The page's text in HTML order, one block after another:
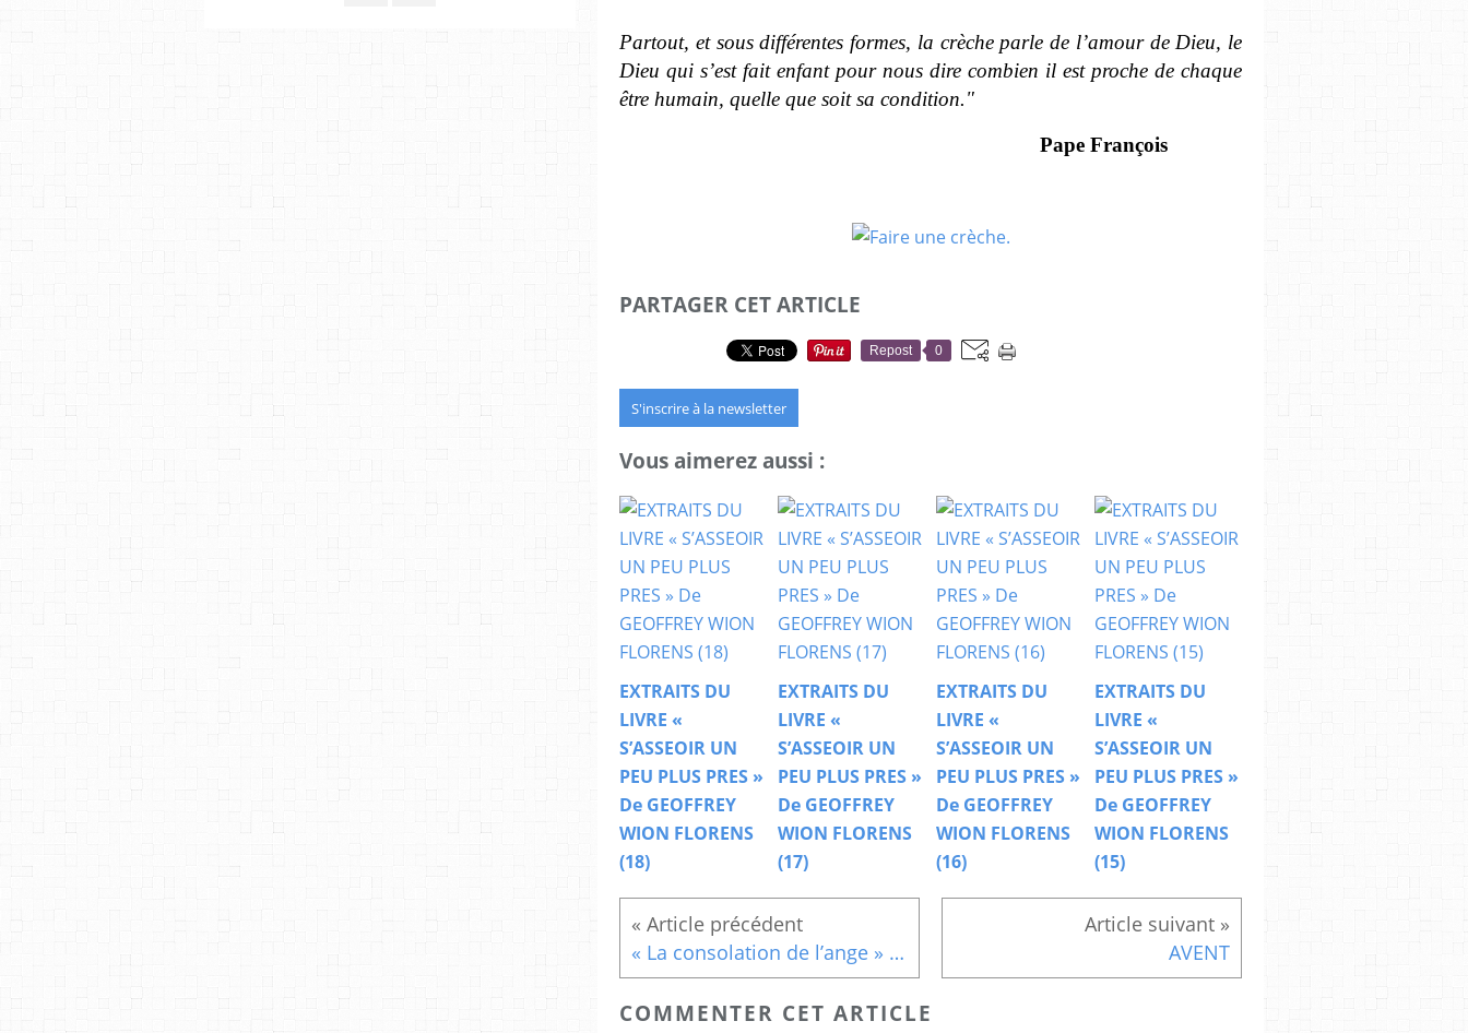
Partout, et sous différentes formes, la crèche parle de l’amour de Dieu, le
Dieu qui s’est fait enfant pour nous dire combien il est proche de chaque
être humain, quelle que soit sa condition."
Pape François
PARTAGER CET ARTICLE
Repost 0
S'inscrire à la newsletter
Vous aimerez aussi :
EXTRAITS DU
LIVRE «
S’ASSEOIR UN
PEU PLUS PRES »
De GEOFFREY
WION FLORENS
(18)
EXTRAITS DU
LIVRE «
S’ASSEOIR UN
PEU PLUS PRES »
De GEOFFREY
WION FLORENS
(17)
EXTRAITS DU
LIVRE «
S’ASSEOIR UN
PEU PLUS PRES »
De GEOFFREY
WION FLORENS
(16)
EXTRAITS DU
LIVRE «
S’ASSEOIR UN
PEU PLUS PRES »
De GEOFFREY
WION FLORENS
(15)
« La consolation de l’ange » (3) AVENT
COMMENTER CET ARTICLE